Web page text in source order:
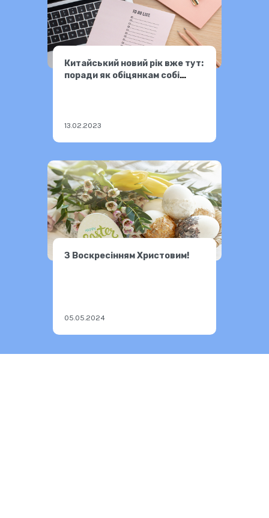
Китайський новий рік вже тут:
поради як обіцянкам собі
13.02.2023
З Воскресінням Христовим!
05.05.2024